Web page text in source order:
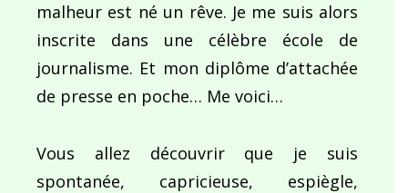
malheur est né un rêve. Je me suis alors
inscrite dans une célèbre école de
journalisme. Et mon diplôme d’attachée
de presse en poche… Me voici…
Vous allez découvrir que je suis
spontanée, capricieuse, espiègle,